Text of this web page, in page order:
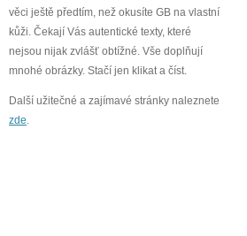
věci ještě předtím, než okusíte GB na vlastní
kůži. Čekají Vás autentické texty, které
nejsou nijak zvlášť obtížné. Vše doplňují
mnohé obrázky. Stačí jen klikat a číst.
Další užitečné a zajímavé stránky naleznete
zde.